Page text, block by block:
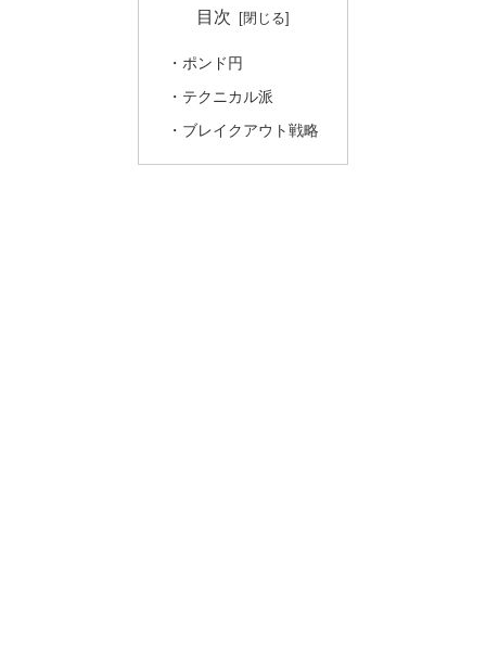
目次
・ポンド円
・テクニカル派
・ブレイクアウト戦略